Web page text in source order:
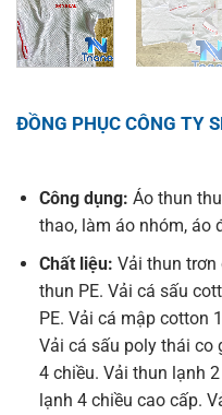
ĐỒNG PHỤC CÔNG TY
Công dụng: Áo thun
thao, làm áo nhóm, áo
Chất liệu: Vải thun trơn
thun PE. Vải cá sấu
PE. Vải cá mập cotton
Vải cá sấu poly thái co
4 chiều. Vải thun lạnh
lạnh 4 chiều cao cấp.